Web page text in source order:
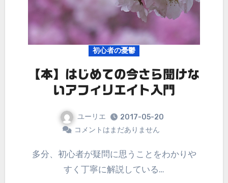
初心者の憂鬱
【本】はじめての今さら聞けな
いアフィリエイト入門
ユーリエ
2017-05-20
コメントはまだありません
多分、初心者が疑問に思うことをわかりや
すく丁寧に解説している…